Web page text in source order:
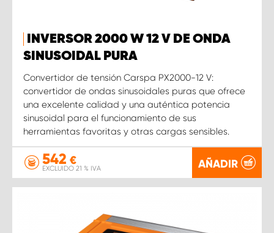
INVERSOR 2000 W 12 V DE ONDA
SINUSOIDAL PURA
Convertidor de tensión Carspa PX2000-12 V:
convertidor de ondas sinusoidales puras que ofrece
una excelente calidad y una auténtica potencia
sinusoidal para el funcionamiento de sus
herramientas favoritas y otras cargas sensibles.
542 €
EXCLUIDO 21 % IVA AÑADIR